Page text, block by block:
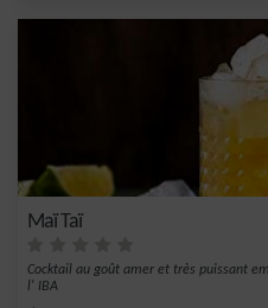
Maï Taï
Cocktail au goût amer et très puissant
l' IBA